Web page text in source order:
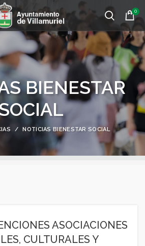
0
BIENESTAR
NOTICIAS BIENESTAR SOCIAL
ASOCIACIONES
CULTURALES Y